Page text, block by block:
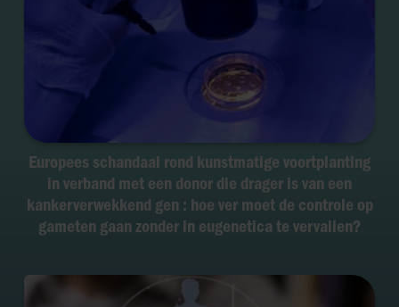
Europees schandaal rond kunstmatige voortplanting
in verband met een donor die drager is van een
kankerverwekkend gen : hoe ver moet de controle op
gameten gaan zonder in eugenetica te vervallen?